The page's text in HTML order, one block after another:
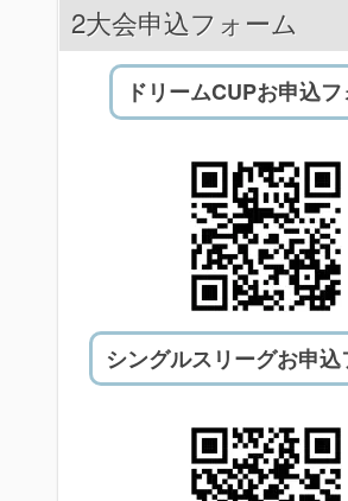
2大会申込フォーム
ドリームCUPお申込
シングルスリーグお申